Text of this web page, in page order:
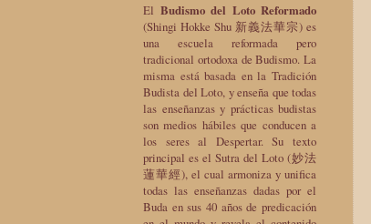
El Budismo del Loto Reformado
(Shingi Hokke Shu 新義法華宗) es
una escuela reformada pero
tradicional ortodoxa de Budismo. La
misma está basada en la Tradición
Budista del Loto, y enseña que todas
las enseñanzas y prácticas budistas
son medios hábiles que conducen a
los seres al Despertar. Su texto
principal es el Sutra del Loto (妙法
蓮華經), el cual armoniza y unifica
todas las enseñanzas dadas por el
Buda en sus 40 años de predicación